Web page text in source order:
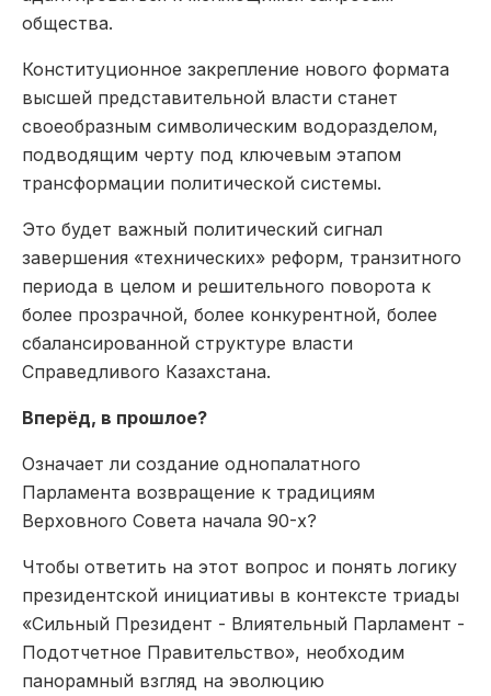
общества.
Конституционное закрепление нового формата
высшей представительной власти станет
своеобразным символическим водоразделом,
подводящим черту под ключевым этапом
трансформации политической системы.
Это будет важный политический сигнал
завершения «технических» реформ, транзитного
периода в целом и решительного поворота к
более прозрачной, более конкурент­ной, более
сбалансированной структуре власти
Справедливого Казахстана.
Вперёд, в прошлое?
Означает ли создание однопалатного
Парламента возвращение к традициям
Верховного Совета начала 90-­х?
Чтобы ответить на этот вопрос и понять логику
президентской инициативы в контексте триады
«Сильный Президент -­ Влиятельный Парламент ­
Подотчетное Правительство», необходим
панорамный взгляд на эволюцию